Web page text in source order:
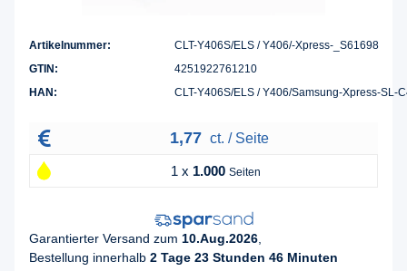
Artikelnummer:
CLT-Y406S/ELS / Y406/-Xpress-_S61698
GTIN:
4251922761210
HAN:
CLT-Y406S/ELS / Y406/Samsung-Xpress-SL-
1,77 ct. / Seite
1 x 1.000 Seiten
Garantierter Versand zum 10.Aug.2026
Bestellung innerhalb 2 Tage 23 Stunden 46 Minuten